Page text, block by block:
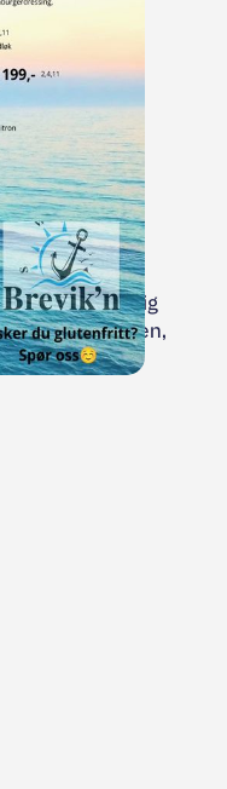
tilbyr vi rikelig
restauranten,
som